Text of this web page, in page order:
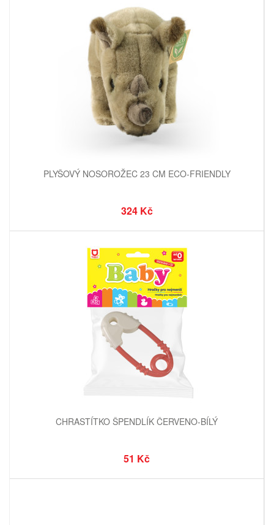
PLYŠOVÝ NOSOROŽEC 23 CM ECO-FRIENDLY
324 Kč
CHRASTÍTKO ŠPENDLÍK ČERVENO-BÍLÝ
51 Kč